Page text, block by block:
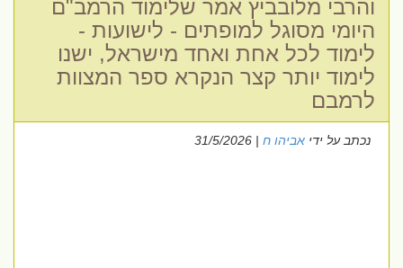
והרבי מלובביץ אמר שלימוד הרמב"ם
היומי מסוגל למופתים - לישועות -
לימוד לכל אחת ואחד מישראל, ישנו
לימוד יותר קצר הנקרא ספר המצוות
לרמבם
נכתב על ידיאביהו ח| 31/5/2026